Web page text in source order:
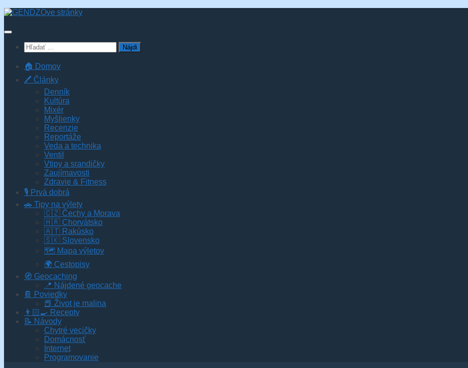
Skip
content
Hľadať:
🏠 Domov
🖊️ Články
Denník
Kultúra
Mixér
Myšlienky
Recenzie
Reportáže
Veda a technika
Ventil
Vtipy a srandičky
Zaujímavosti
Zdravie & Fitness
🎙️ Prvá dobrá
🚗 Tipy na výlety
🇨🇿 Čechy a Morava
🇭🇷 Chorvátsko
🇦🇹 Rakúsko
🇸🇰 Slovensko
🗺 Mapa výletov
🌍 Cestopisy
🧭 Geocaching
📍 Nájdené geocache
📔 Poviedky
📕 Život je malina
👨🏻‍🍳 Recepty
📝 Návody
Chytré vecičky
Domácnosť
Internet
Programovanie